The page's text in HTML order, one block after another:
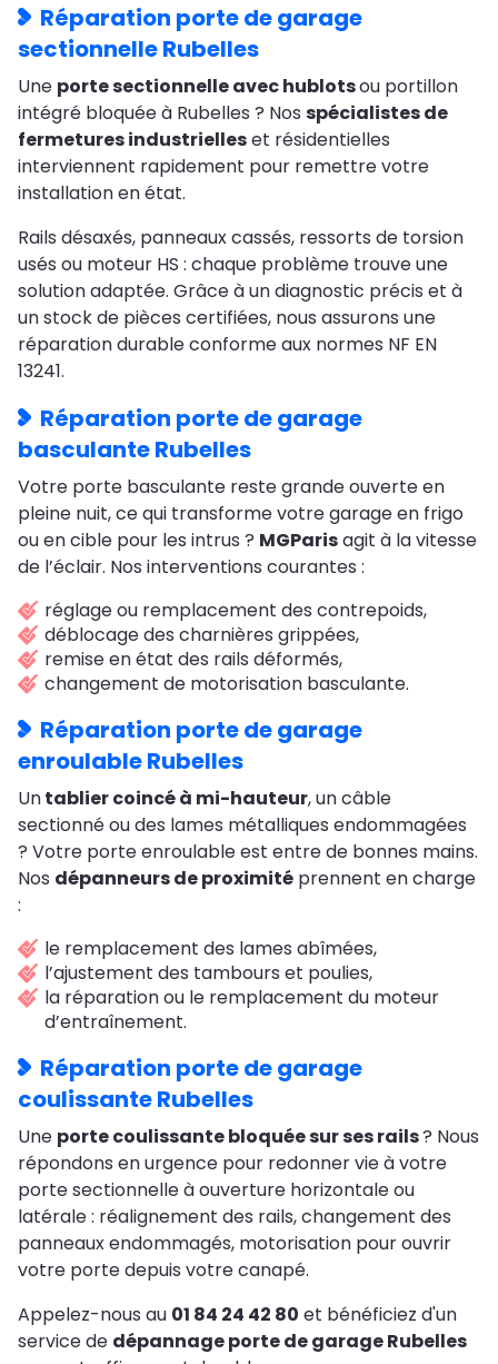
Réparation porte de garage
sectionnelle Rubelles
Une porte sectionnelle avec hublotsou portillon
intégré bloquée à Rubelles ? Nos spécialistes de
fermetures industrielleset résidentielles
interviennent rapidement pour remettre votre
installation en état.
Rails désaxés, panneaux cassés, ressorts de torsion
usés ou moteur HS : chaque problème trouve une
solution adaptée. Grâce à un diagnostic précis et à
un stock de pièces certifiées, nous assurons une
réparation durable conforme aux normes NF EN
13241.
Réparation porte de garage
basculante Rubelles
Votre porte basculante reste grande ouverte en
pleine nuit, ce qui transforme votre garage en frigo
ou en cible pour les intrus ? MGParisagit à la vitesse
de l’éclair. Nos interventions courantes :
réglage ou remplacement des contrepoids,
déblocage des charnières grippées,
remise en état des rails déformés,
changement de motorisation basculante.
Réparation porte de garage
enroulable Rubelles
Untablier coincé à mi-hauteur, un câble
sectionné ou des lames métalliques endommagées
? Votre porte enroulable est entre de bonnes mains.
Nos dépanneurs de proximité prennent en charge
:
le remplacement des lames abîmées,
l’ajustement des tambours et poulies,
la réparation ou le remplacement du moteur
d’entraînement.
Réparation porte de garage
coulissante Rubelles
Une porte coulissante bloquée sur ses rails? Nous
répondons en urgence pour redonner vie à votre
porte sectionnelle à ouverture horizontale ou
latérale : réalignement des rails, changement des
panneaux endommagés, motorisation pour ouvrir
votre porte depuis votre canapé.
Appelez-nous au 01 84 24 42 80 et bénéficiez d'un
service de dépannage porte de garage Rubelles